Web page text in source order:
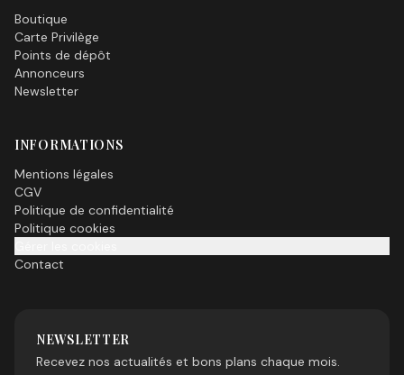
Boutique
Carte Privilège
Points de dépôt
Annonceurs
Newsletter
INFORMATIONS
Mentions légales
CGV
Politique de confidentialité
Politique cookies
Contact
NEWSLETTER
Recevez nos actualités et bons plans chaque mois.